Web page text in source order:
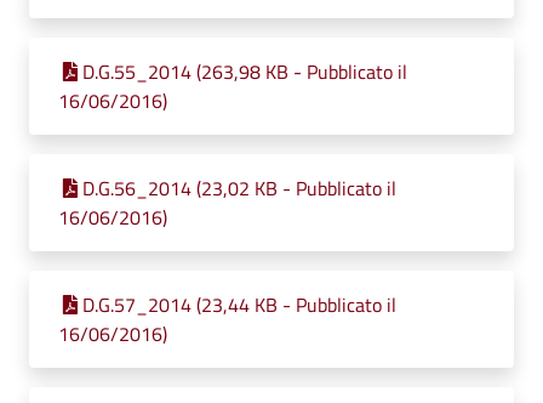
D.G.55_2014 (263,98 KB - Pubblicato il
16/06/2016)
D.G.56_2014 (23,02 KB - Pubblicato il
16/06/2016)
D.G.57_2014 (23,44 KB - Pubblicato il
16/06/2016)